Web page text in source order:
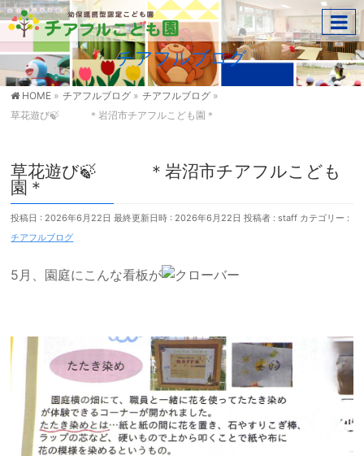
チアフルブログ
HOME » チアフルブログ » チアフルブログ »
草花遊び🍃 ＊岩沼市チアフルこども園＊
草花遊び🍃 ＊岩沼市チアフルこども
園＊
投稿日 : 2026年6月22日 最終更新日時 : 2026年6月22日 投稿者 :staff カテゴリー :
チアフルブログ
5月、園庭にこんな看板が